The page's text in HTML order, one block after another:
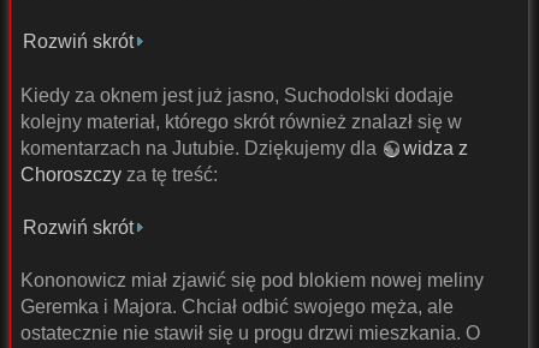
Rozwiń skrót
Kiedy za oknem jest już jasno, Suchodolski dodaje
kolejny materiał, którego skrót również znalazł się w
komentarzach na Jutubie. Dziękujemy dla
widza z
Choroszczy za tę treść:
Rozwiń skrót
Kononowicz miał zjawić się pod blokiem nowej meliny
Geremka i Majora. Chciał odbić swojego męża, ale
ostatecznie nie stawił się u progu drzwi mieszkania. O